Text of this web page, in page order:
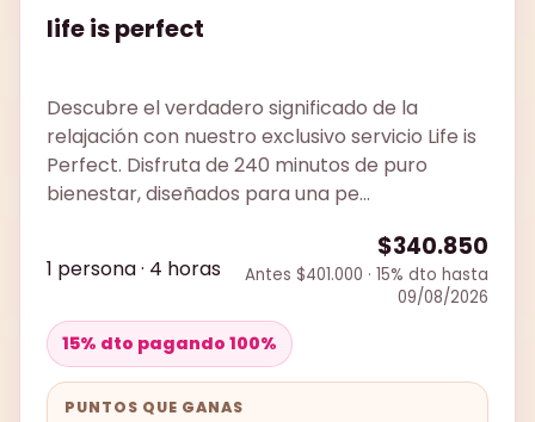
life is perfect
Descubre el verdadero significado de la
relajación con nuestro exclusivo servicio Life is
Perfect. Disfruta de 240 minutos de puro
bienestar, diseñados para una pe...
1 persona · 4 horas
$340.850
Antes $401.000 · 15% dto hasta
09/08/2026
15% dto pagando 100%
PUNTOS QUE GANAS